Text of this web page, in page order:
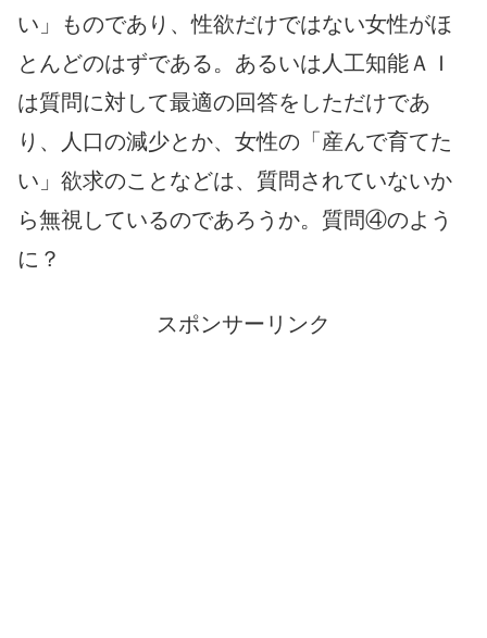
い」ものであり、性欲だけではない女性がほ
とんどのはずである。あるいは人工知能ＡＩ
は質問に対して最適の回答をしただけであ
り、人口の減少とか、女性の「産んで育てた
い」欲求のことなどは、質問されていないか
ら無視しているのであろうか。質問④のよう
に？
スポンサーリンク